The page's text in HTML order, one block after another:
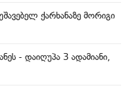
ქარხანაზე მორიგი
- დაიღუპა 3 ადამიანი,